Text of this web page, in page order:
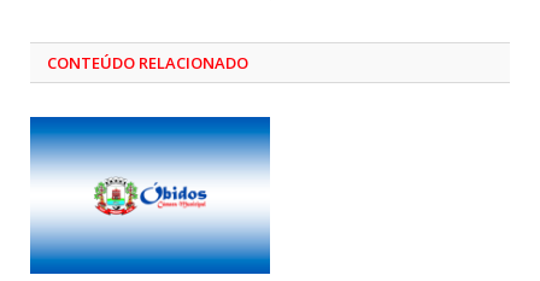
CONTEÚDO RELACIONADO